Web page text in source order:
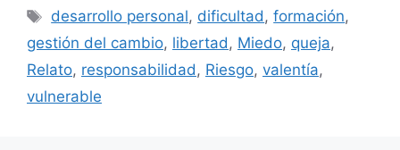
Etiquetas
desarrollo personal, dificultad,formación,
gestión del cambio, libertad, Miedo, queja,
Relato, responsabilidad, Riesgo, valentía,
vulnerable